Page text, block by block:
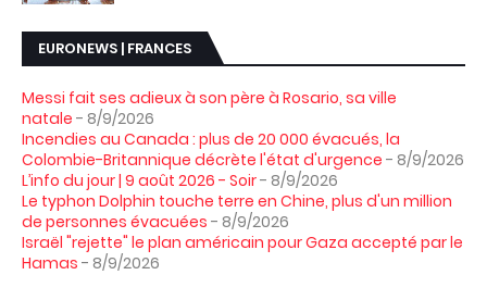
EURONEWS | FRANCES
Messi fait ses adieux à son père à Rosario, sa ville
natale - 8/9/2026
Incendies au Canada : plus de 20 000 évacués, la
Colombie-Britannique décrète l'état d'urgence - 8/9/2026
L’info du jour | 9 août 2026 - Soir- 8/9/2026
Le typhon Dolphin touche terre en Chine, plus d'un million
de personnes évacuées - 8/9/2026
Israël "rejette" le plan américain pour Gaza accepté par le
Hamas - 8/9/2026